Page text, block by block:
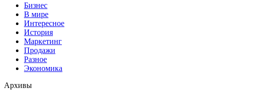
Бизнес
В мире
Интересное
История
Маркетинг
Продажи
Разное
Экономика
Архивы